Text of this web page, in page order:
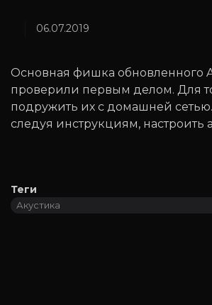
06.07.2019
Основная фишка обновленного
проверили первым делом. Для
подружить их с домашней
следуя инструкциям, настроить
Теги
Акустика